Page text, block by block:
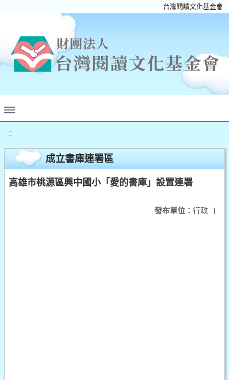
台灣閱讀文化基金會
:::
成立書庫連署區
高雄市桃源區興中國小「愛的書庫」設置連署
發布單位： 行政 |